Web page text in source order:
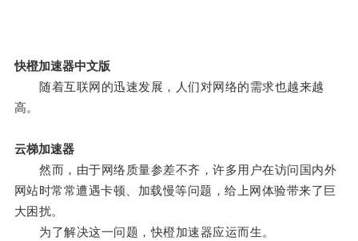
快橙加速器中文版
随着互联网的迅速发展，人们对网络的需求也越来越
高。
云梯加速器
然而，由于网络质量参差不齐，许多用户在访问国内外
网站时常常遭遇卡顿、加载慢等问题，给上网体验带来了巨
大困扰。
为了解决这一问题，快橙加速器应运而生。